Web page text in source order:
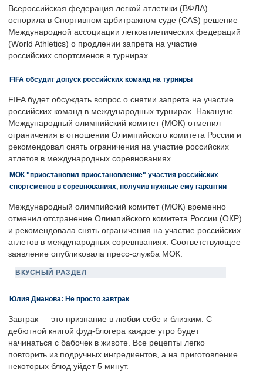
Всероссийская федерация легкой атлетики (ВФЛА)
оспорила в Спортивном арбитражном суде (CAS) решение
Международной ассоциации легкоатлетических федераций
(World Athletics) о продлении запрета на участие
российских спортсменов в турнирах.
FIFA обсудит допуск российских команд на турниры
FIFA будет обсуждать вопрос о снятии запрета на участие
российских команд в международных турнирах. Накануне
Международный олимпийский комитет (МОК) отменил
ограничения в отношении Олимпийского комитета России и
рекомендовал снять ограничения на участие российских
атлетов в международных соревнованиях.
МОК "приостановил приостановление" участия российских
спортсменов в соревнованиях, получив нужные ему гарантии
Международный олимпийский комитет (МОК) временно
отменил отстранение Олимпийского комитета России (ОКР)
и рекомендовала снять ограничения на участие российских
атлетов в международных соревнваниях. Соответствующее
заявление опубликовала пресс-служба МОК.
ВКУСНЫЙ РАЗДЕЛ
Юлия Дианова: Не просто завтрак
Завтрак — это признание в любви себе и близким. С
дебютной книгой фуд-блогера каждое утро будет
начинаться с бабочек в животе. Все рецепты легко
повторить из подручных ингредиентов, а на приготовление
некоторых блюд уйдет 5 минут.